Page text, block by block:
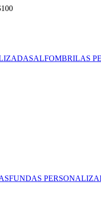
ALFOMBRILAS
FUNDAS